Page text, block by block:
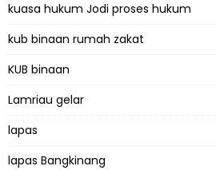
kuasa hukum Jodi proses hukum
kub binaan rumah zakat
KUB binaan
Lamriau gelar
lapas
lapas Bangkinang